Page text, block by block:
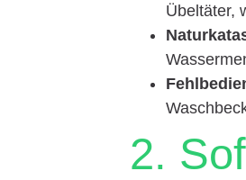
Übeltäter,
2.